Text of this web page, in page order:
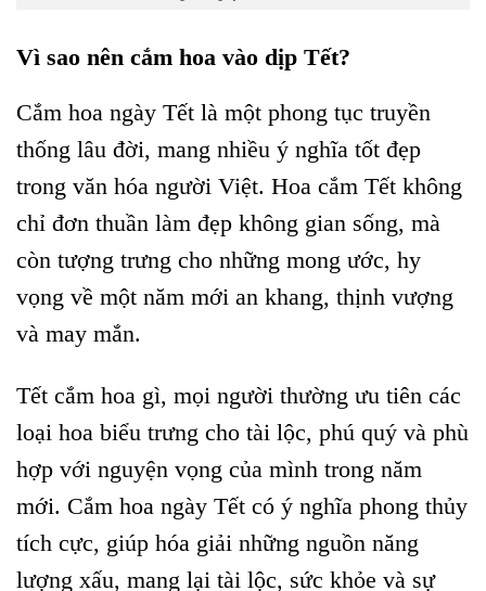
Vì sao nên cắm hoa vào dịp Tết?
Cắm hoa ngày Tết là một phong tục truyền
thống lâu đời, mang nhiều ý nghĩa tốt đẹp
trong văn hóa người Việt. Hoa cắm Tết không
chỉ đơn thuần làm đẹp không gian sống, mà
còn tượng trưng cho những mong ước, hy
vọng về một năm mới an khang, thịnh vượng
và may mắn.
Tết cắm hoa gì, mọi người thường ưu tiên các
loại hoa biểu trưng cho tài lộc, phú quý và phù
hợp với nguyện vọng của mình trong năm
mới. Cắm hoa ngày Tết có ý nghĩa phong thủy
tích cực, giúp hóa giải những nguồn năng
lượng xấu, mang lại tài lộc, sức khỏe và sự